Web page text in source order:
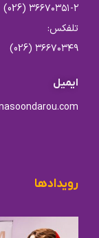
۳۶۶۷۰۳۵۱-۲ (026)
تلفکس:
۳۶۶۷۰۳۴۹ (026)
ایمیل
رویدادها